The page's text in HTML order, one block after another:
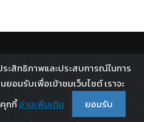
Broadcast Thai Television
ะสิทธิภาพและประสบการณ์ในการ
อมรับเพื่อเข้าชมเว็บไซต์ เราจะ
กกี้อ่านเพิ่มเติม ยอมรับ